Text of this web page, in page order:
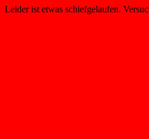
Leider ist etwas schiefgelaufen.